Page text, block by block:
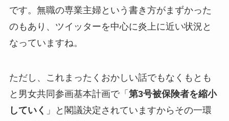
です。無職の専業主婦という書き方がまずかった
のもあり、ツイッターを中心に炎上に近い状況と
なっていますね。
ただし、これまったくおかしい話でもなくもとも
と男女共同参画基本計画で「 第3号被保険者を縮小
していく 」と閣議決定されていますからその一環